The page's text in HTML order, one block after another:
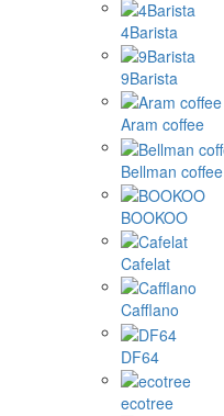
4Barista
9Barista
Aram coffee
Bellman coffee
BOOKOO
Cafelat
Cafflano
DF64
ecotree